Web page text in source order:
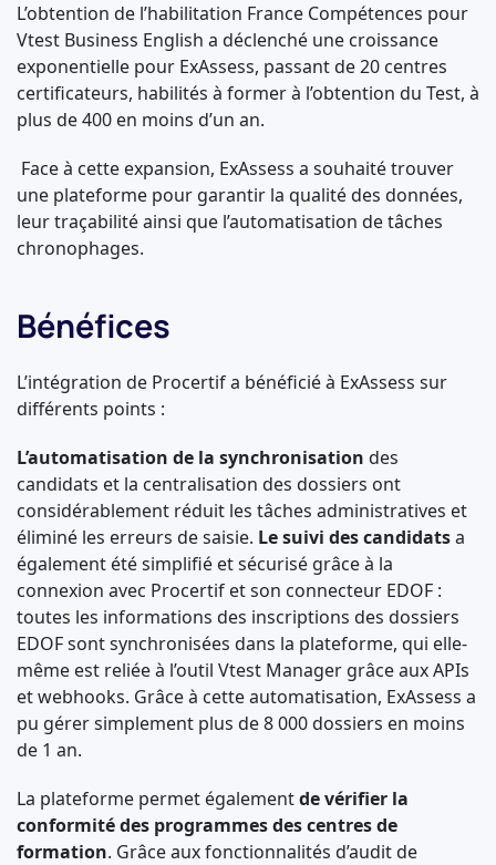
L’obtention de l’habilitation France Compétences pour
Vtest Business English a déclenché une croissance
exponentielle pour ExAssess, passant de 20 centres
certificateurs, habilités à former à l’obtention du Test, à
plus de 400 en moins d’un an.
Face à cette expansion, ExAssess a souhaité trouver
une plateforme pour garantir la qualité des données,
leur traçabilité ainsi que l’automatisation de tâches
chronophages.
Bénéfices
L’intégration de Procertif a bénéficié à ExAssess sur
différents points :
L’automatisation de la synchronisation des
candidats et la centralisation des dossiers ont
considérablement réduit les tâches administratives et
éliminé les erreurs de saisie. Le suivi des candidatsa
également été simplifié et sécurisé grâce à la
connexion avec Procertif et son connecteur EDOF :
toutes les informations des inscriptions des dossiers
EDOF sont synchronisées dans la plateforme, qui elle-
même est reliée à l’outil Vtest Manager grâce aux APIs
et webhooks. Grâce à cette automatisation, ExAssess a
pu gérer simplement plus de 8 000 dossiers en moins
de 1 an.
La plateforme permet égalementde vérifier la
conformité des programmes des centres de
formation. Grâce aux fonctionnalités d’audit de